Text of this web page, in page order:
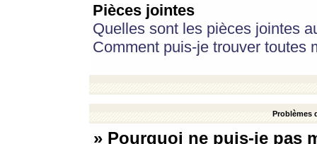
Pièces jointes
Quelles sont les pièces jointes
Comment puis-je trouver toutes
Problèmes
» Pourquoi ne puis-je pas